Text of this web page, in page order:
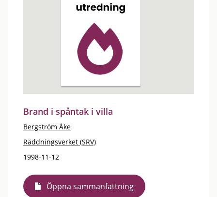
Brand i spåntak i villa
Bergström Åke
Räddningsverket (SRV)
1998-11-12
Öppna sammanfattning